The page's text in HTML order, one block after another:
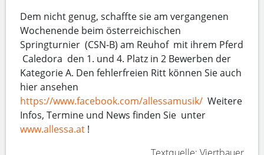
Dem nicht genug, schaffte sie am vergangenen
Wochenende beim österreichischen
Springturnier (CSN-B) am Reuhof mit ihrem Pferd
Caledora den 1. und 4. Platz in 2 Bewerben der
Kategorie A. Den fehlerfreien Ritt können Sie auch
hier ansehen
https://www.facebook.com/allessamusik/ Weitere
Infos, Termine und News finden Sie unter
www.allessa.at !
Textquelle: Viertbauer